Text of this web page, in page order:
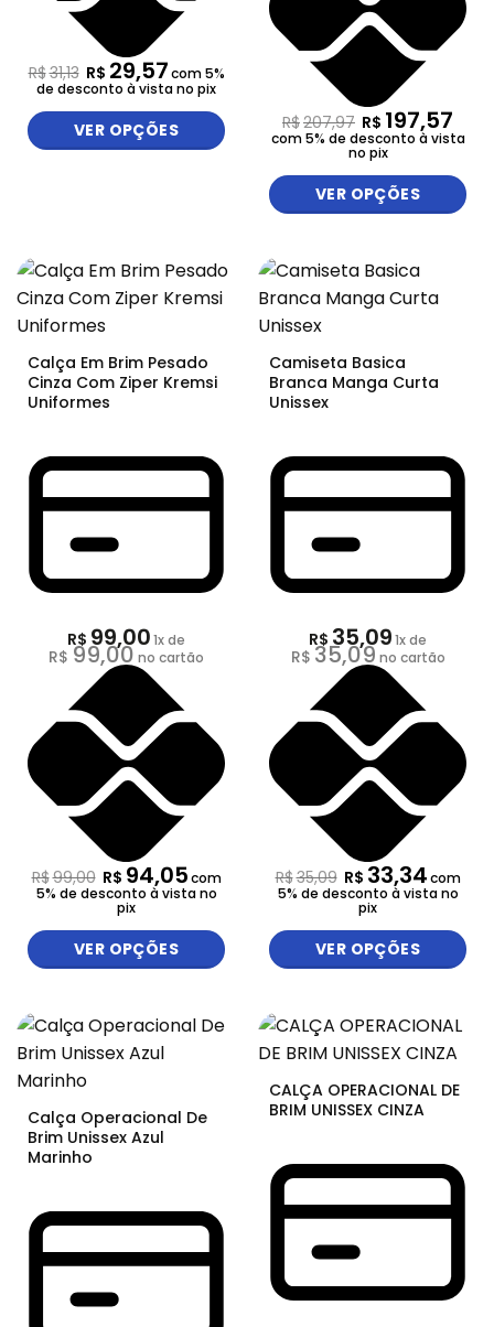
R$31,13 R$ 29,57com 5%
de desconto à vista no pix
VER OPÇÕES R$207,97 R$ 197,57
com 5% de desconto à vista
no pix
VER OPÇÕES
Calça Em Brim Pesado
Cinza Com Ziper Kremsi
Uniformes
R$ 99,001x de
R$ 99,00no cartão
R$99,00 R$ 94,05com
5% de desconto à vista no
pix
VER OPÇÕES
Camiseta Basica
Branca Manga Curta
Unissex
R$ 35,091x de
R$ 35,09 no cartão
R$35,09 R$ 33,34com
5% de desconto à vista no
pix
VER OPÇÕES
Calça Operacional De
Brim Unissex Azul
Marinho
CALÇA OPERACIONAL DE
BRIM UNISSEX CINZA